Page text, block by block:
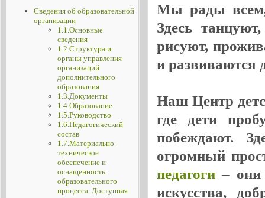
Сведения об образовательной
организации
1.1.Основные
сведения
1.2.Структура и
органы управления
организаций
дополнительного
образования
1.3.Документы
1.4.Образование
1.5.Руководство
1.6.Педагогический
состав
1.7.Материально-
техническое
обеспечение и
оснащенность
образовательного
процесса. Доступная
Мы рады всем,
Здесь
рисуют,
и развиваются
Наш Центр
где дети
побеждают.
огромный
педагоги– они
искусства,